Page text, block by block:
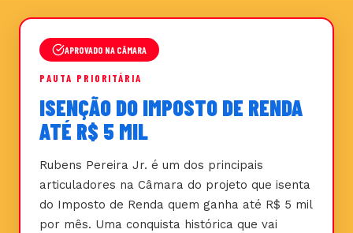
APROVADO NA CÂMARA
PAUTA PRIORITÁRIA
ISENÇÃO DO IMPOSTO DE RENDA
ATÉ R$ 5 MIL
Rubens Pereira Jr. é um dos principais
articuladores na Câmara do projeto que isenta
do Imposto de Renda quem ganha até R$ 5 mil
por mês. Uma conquista histórica que vai